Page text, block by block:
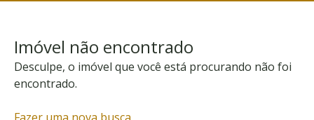
Imóvel não encontrado
Desculpe, o imóvel que você está procurando não foi
encontrado.